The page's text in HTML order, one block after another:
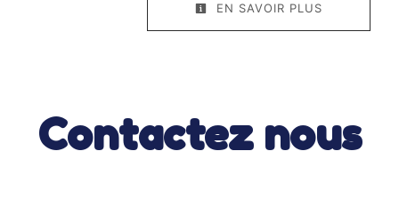
EN SAVOIR PLUS
Contactez nous